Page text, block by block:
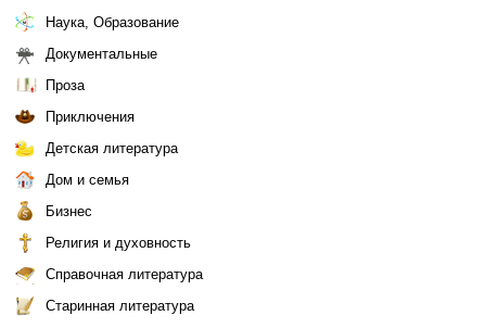
Наука, Образование
Документальные
Проза
Приключения
Детская литература
Дом и семья
Бизнес
Религия и духовность
Справочная литература
Старинная литература